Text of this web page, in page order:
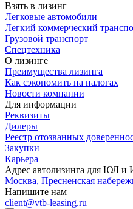
Взять в лизинг
Легковые автомобили
Легкий коммерческий
Грузовой транспорт
Спецтехника
О лизинге
Преимущества лизинга
Как сэкономить на налогах
Новости компании
Для информации
Реквизиты
Дилеры
Реестр отозванных
Закупки
Карьера
Адрес автолизинга для ЮЛ и
Москва, Пресненская
Напишите нам
client@vtb-leasing.ru